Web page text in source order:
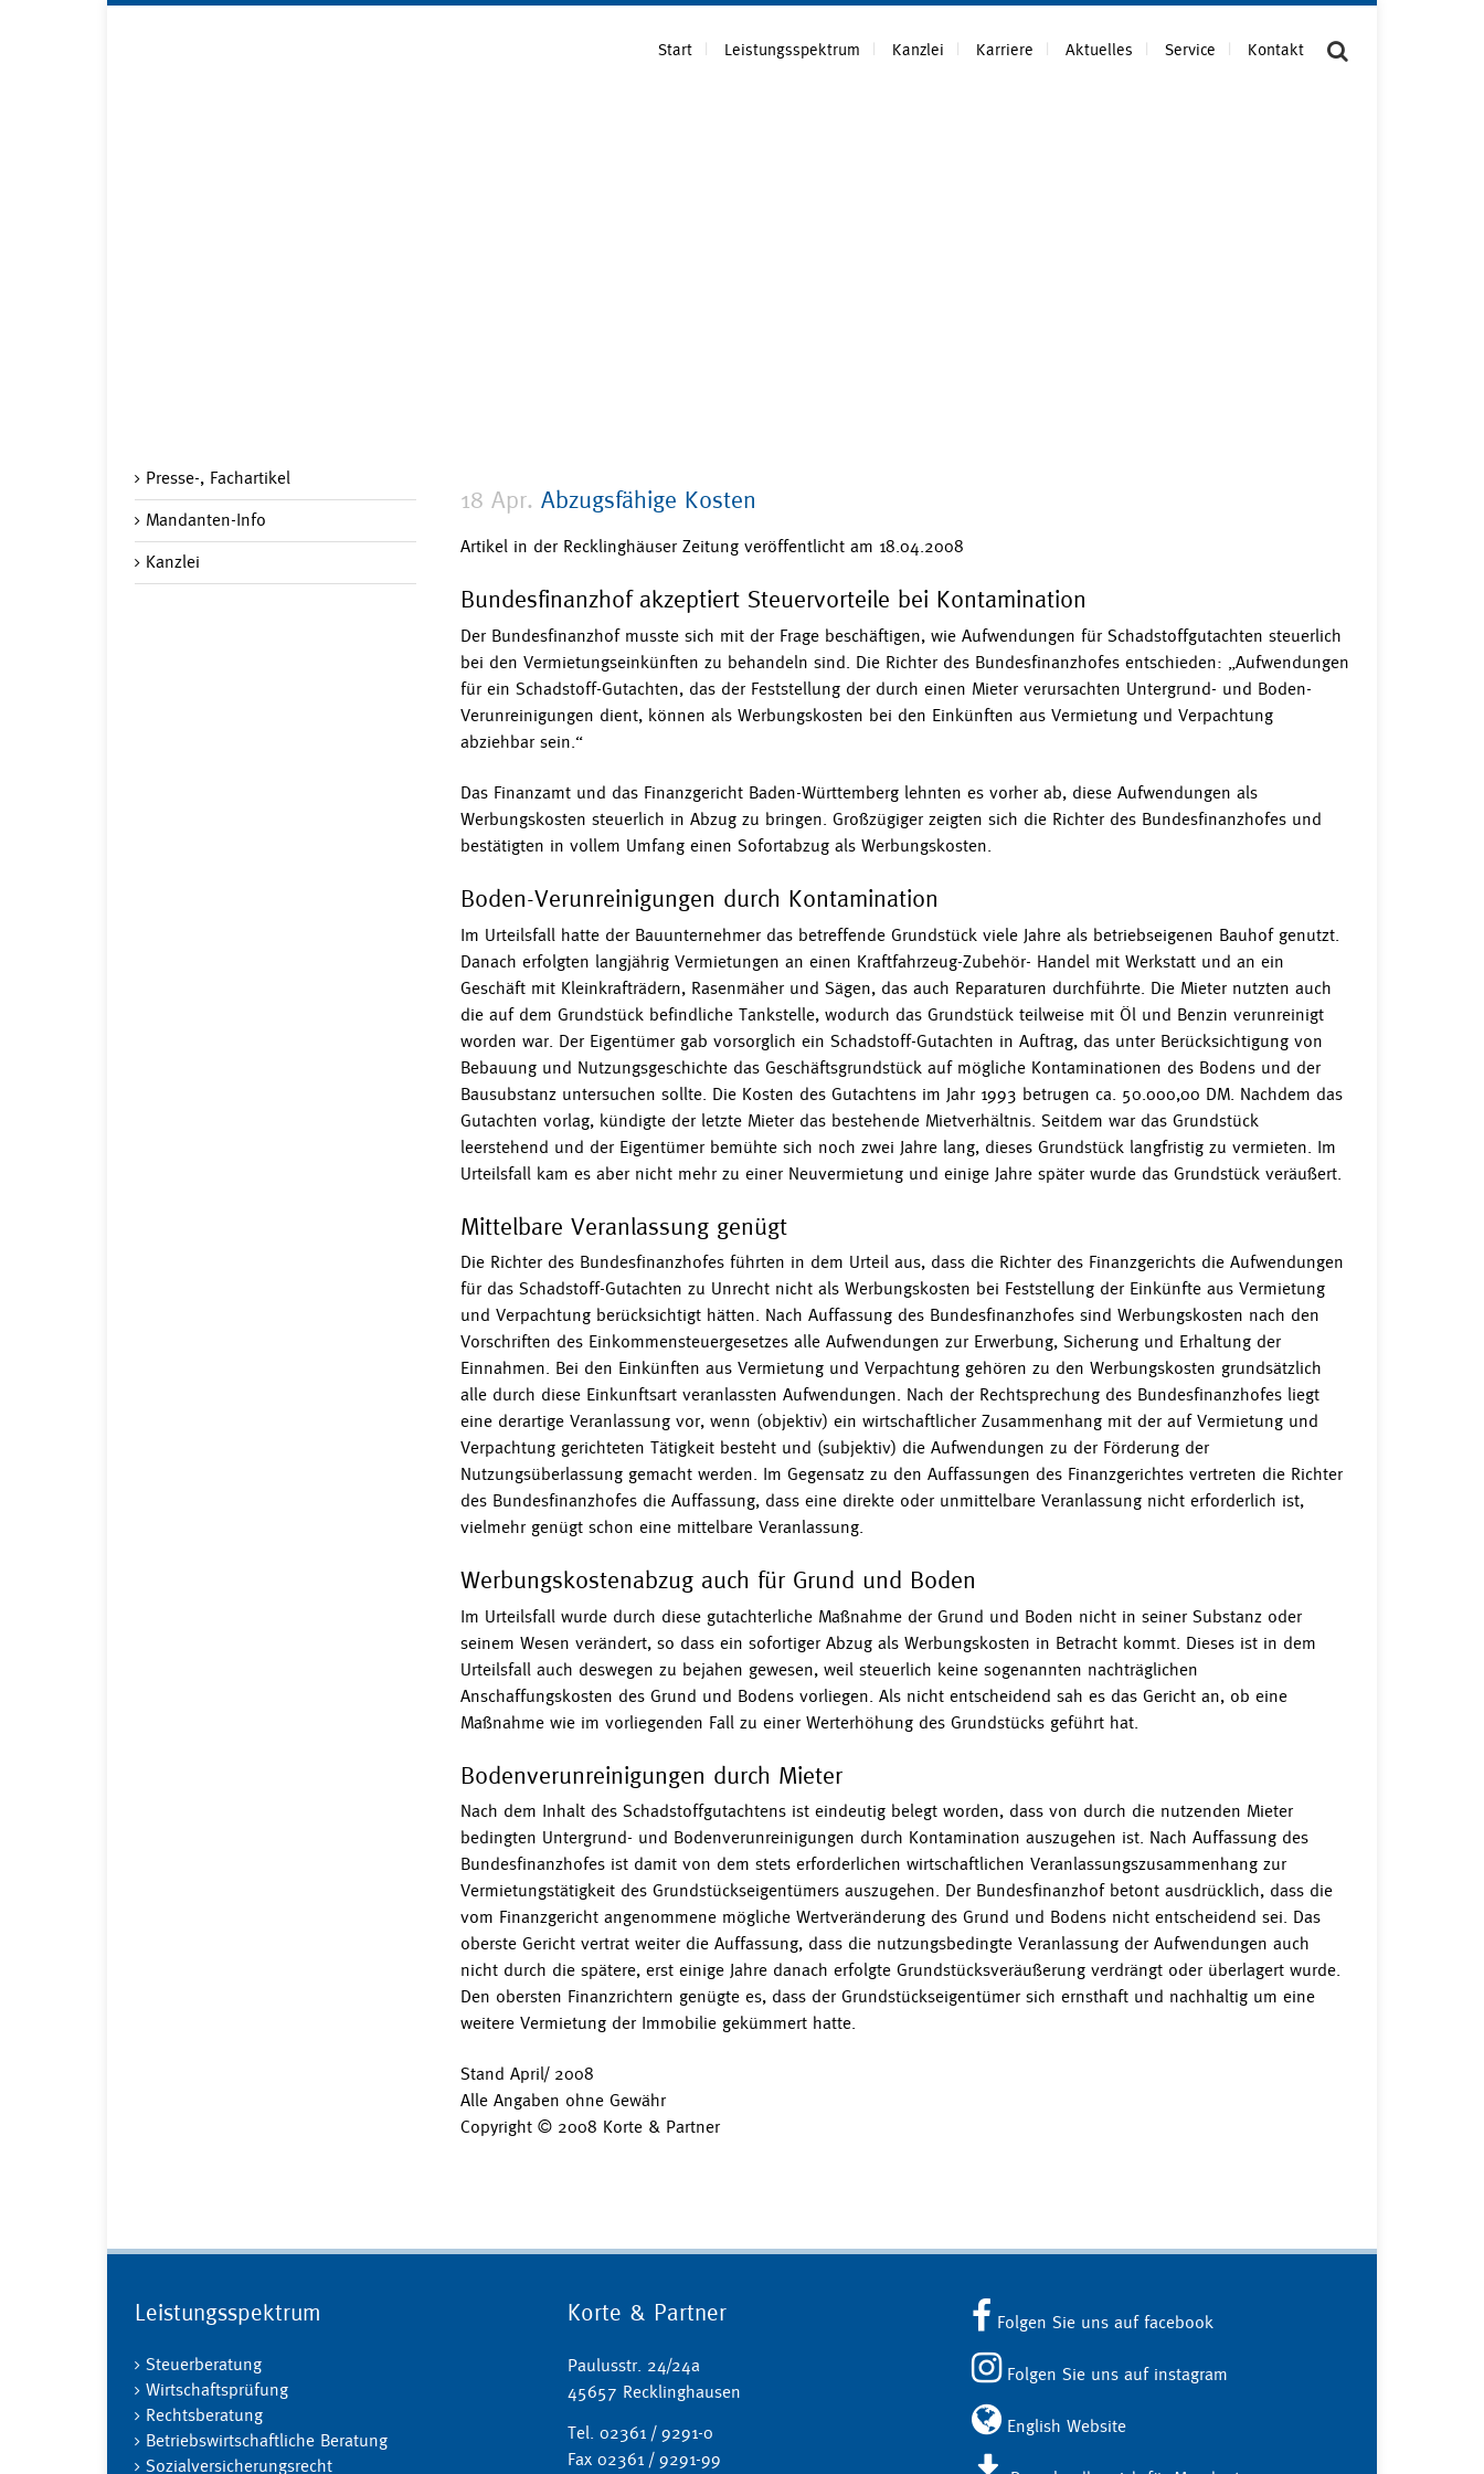
Start Leistungsspektrum Kanzlei Karriere Aktuelles Service Kontakt
Presse-, Fachartikel
Mandanten-Info
Kanzlei
18 Apr. Abzugsfähige Kosten
Artikel in der Recklinghäuser Zeitung veröffentlicht am 18.04.2008
Bundesfinanzhof akzeptiert Steuervorteile bei Kontamination
Der Bundesfinanzhof musste sich mit der Frage beschäftigen, wie Aufwendungen für Schadstoffgutachten steuerlich
bei den Vermietungseinkünften zu behandeln sind. Die Richter des Bundesfinanzhofes entschieden: „Aufwendungen
für ein Schadstoff-Gutachten, das der Feststellung der durch einen Mieter verursachten Untergrund- und Boden-
Verunreinigungen dient, können als Werbungskosten bei den Einkünften aus Vermietung und Verpachtung
abziehbar sein.“
Das Finanzamt und das Finanzgericht Baden-Württemberg lehnten es vorher ab, diese Aufwendungen als
Werbungskosten steuerlich in Abzug zu bringen. Großzügiger zeigten sich die Richter des Bundesfinanzhofes und
bestätigten in vollem Umfang einen Sofortabzug als Werbungskosten.
Boden-Verunreinigungen durch Kontamination
Im Urteilsfall hatte der Bauunternehmer das betreffende Grundstück viele Jahre als betriebseigenen Bauhof genutzt.
Danach erfolgten langjährig Vermietungen an einen Kraftfahrzeug-Zubehör- Handel mit Werkstatt und an ein
Geschäft mit Kleinkrafträdern, Rasenmäher und Sägen, das auch Reparaturen durchführte. Die Mieter nutzten auch
die auf dem Grundstück befindliche Tankstelle, wodurch das Grundstück teilweise mit Öl und Benzin verunreinigt
worden war. Der Eigentümer gab vorsorglich ein Schadstoff-Gutachten in Auftrag, das unter Berücksichtigung von
Bebauung und Nutzungsgeschichte das Geschäftsgrundstück auf mögliche Kontaminationen des Bodens und der
Bausubstanz untersuchen sollte. Die Kosten des Gutachtens im Jahr 1993 betrugen ca. 50.000,00 DM. Nachdem das
Gutachten vorlag, kündigte der letzte Mieter das bestehende Mietverhältnis. Seitdem war das Grundstück
leerstehend und der Eigentümer bemühte sich noch zwei Jahre lang, dieses Grundstück langfristig zu vermieten. Im
Urteilsfall kam es aber nicht mehr zu einer Neuvermietung und einige Jahre später wurde das Grundstück veräußert.
Mittelbare Veranlassung genügt
Die Richter des Bundesfinanzhofes führten in dem Urteil aus, dass die Richter des Finanzgerichts die Aufwendungen
für das Schadstoff-Gutachten zu Unrecht nicht als Werbungskosten bei Feststellung der Einkünfte aus Vermietung
und Verpachtung berücksichtigt hätten. Nach Auffassung des Bundesfinanzhofes sind Werbungskosten nach den
Vorschriften des Einkommensteuergesetzes alle Aufwendungen zur Erwerbung, Sicherung und Erhaltung der
Einnahmen. Bei den Einkünften aus Vermietung und Verpachtung gehören zu den Werbungskosten grundsätzlich
alle durch diese Einkunftsart veranlassten Aufwendungen. Nach der Rechtsprechung des Bundesfinanzhofes liegt
eine derartige Veranlassung vor, wenn (objektiv) ein wirtschaftlicher Zusammenhang mit der auf Vermietung und
Verpachtung gerichteten Tätigkeit besteht und (subjektiv) die Aufwendungen zu der Förderung der
Nutzungsüberlassung gemacht werden. Im Gegensatz zu den Auffassungen des Finanzgerichtes vertreten die Richter
des Bundesfinanzhofes die Auffassung, dass eine direkte oder unmittelbare Veranlassung nicht erforderlich ist,
vielmehr genügt schon eine mittelbare Veranlassung.
Werbungskostenabzug auch für Grund und Boden
Im Urteilsfall wurde durch diese gutachterliche Maßnahme der Grund und Boden nicht in seiner Substanz oder
seinem Wesen verändert, so dass ein sofortiger Abzug als Werbungskosten in Betracht kommt. Dieses ist in dem
Urteilsfall auch deswegen zu bejahen gewesen, weil steuerlich keine sogenannten nachträglichen
Anschaffungskosten des Grund und Bodens vorliegen. Als nicht entscheidend sah es das Gericht an, ob eine
Maßnahme wie im vorliegenden Fall zu einer Werterhöhung des Grundstücks geführt hat.
Bodenverunreinigungen durch Mieter
Nach dem Inhalt des Schadstoffgutachtens ist eindeutig belegt worden, dass von durch die nutzenden Mieter
bedingten Untergrund- und Bodenverunreinigungen durch Kontamination auszugehen ist. Nach Auffassung des
Bundesfinanzhofes ist damit von dem stets erforderlichen wirtschaftlichen Veranlassungszusammenhang zur
Vermietungstätigkeit des Grundstückseigentümers auszugehen. Der Bundesfinanzhof betont ausdrücklich, dass die
vom Finanzgericht angenommene mögliche Wertveränderung des Grund und Bodens nicht entscheidend sei. Das
oberste Gericht vertrat weiter die Auffassung, dass die nutzungsbedingte Veranlassung der Aufwendungen auch
nicht durch die spätere, erst einige Jahre danach erfolgte Grundstücksveräußerung verdrängt oder überlagert wurde.
Den obersten Finanzrichtern genügte es, dass der Grundstückseigentümer sich ernsthaft und nachhaltig um eine
weitere Vermietung der Immobilie gekümmert hatte.
Stand April/ 2008
Alle Angaben ohne Gewähr
Copyright © 2008 Korte & Partner
Leistungsspektrum
Steuerberatung
Wirtschaftsprüfung
Rechtsberatung
Betriebswirtschaftliche Beratung
Sozialversicherungsrecht
Korte & Partner
Paulusstr. 24/24a
45657 Recklinghausen
Tel. 02361 / 9291-0
Fax 02361 / 9291-99
Folgen Sie uns auf facebook
Folgen Sie uns auf instagram
English Website